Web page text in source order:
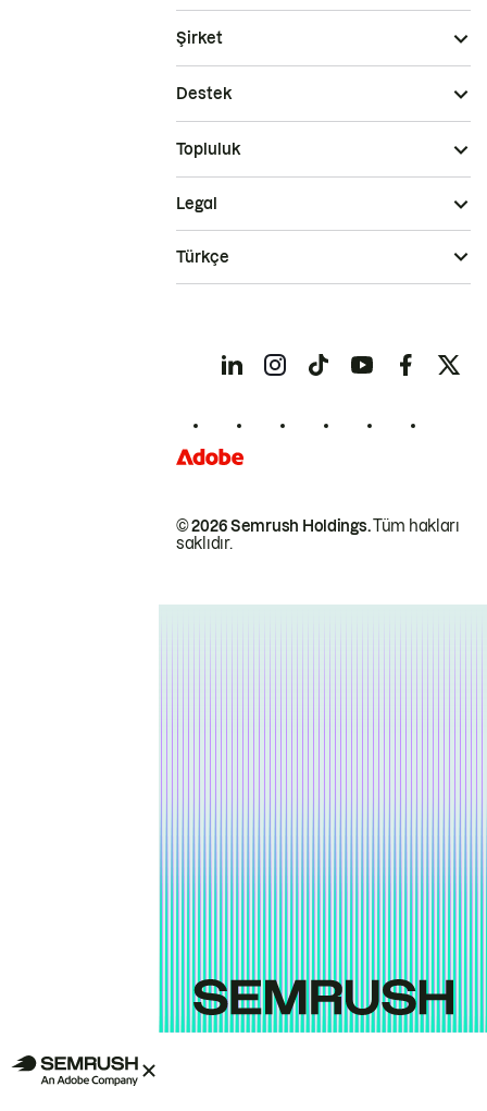
Şirket
Destek
Topluluk
© 2026 Semrush Holdings.Tüm hakları
saklıdır.
Legal
Türkçe